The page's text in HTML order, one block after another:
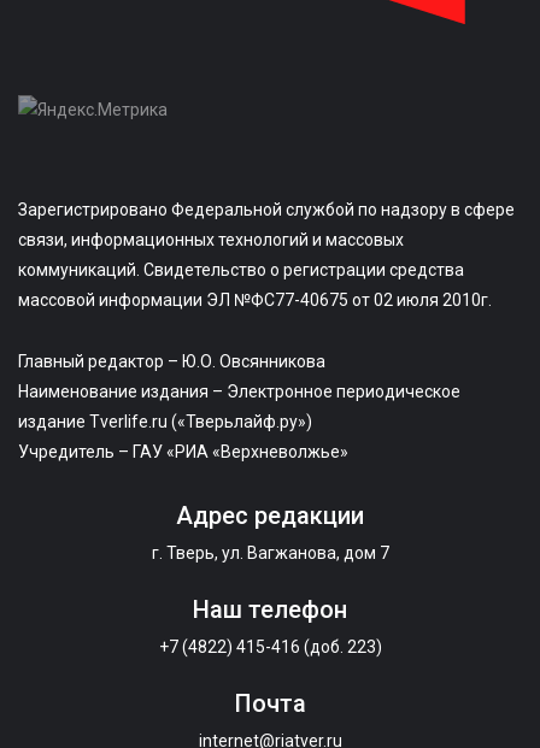
Зарегистрировано Федеральной службой по надзору в сфере
связи, информационных технологий и массовых
коммуникаций. Свидетельство о регистрации средства
массовой информации ЭЛ №ФС77-40675 от 02 июля 2010г.
Главный редактор – Ю.О. Овсянникова
Наименование издания – Электронное периодическое
издание Tverlife.ru («Тверьлайф.ру»)
Учредитель – ГАУ «РИА «Верхневолжье»
Адрес редакции
г. Тверь, ул. Вагжанова, дом 7
Наш телефон
+7 (4822) 415-416 (доб. 223)
Почта
internet@riatver.ru